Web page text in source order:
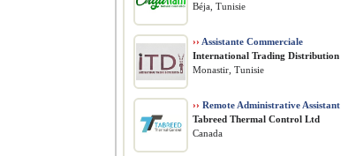
Béja, Tunisie
›› Assistante Commerciale
International Trading Distribution
Monastir, Tunisie
›› Remote Administrative Assistant
Tabreed Thermal Control Ltd
Canada